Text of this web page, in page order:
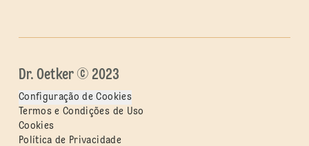
Dr. Oetker © 2023
Configuração de Cookies
Termos e Condições de Uso
Cookies
Política de Privacidade